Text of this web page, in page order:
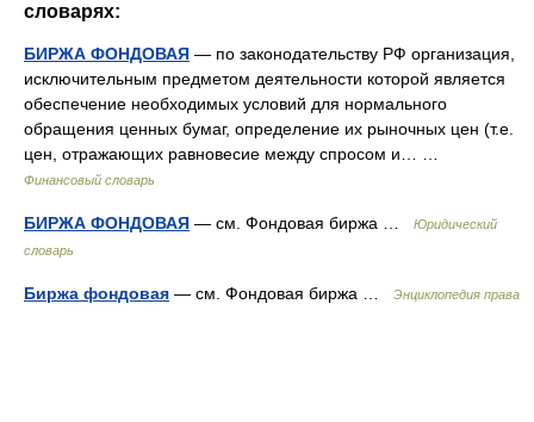
словарях:
БИРЖА ФОНДОВАЯ — по законодательству РФ организация,
исключительным предметом деятельности которой является
обеспечение необходимых условий для нормального
обращения ценных бумаг, определение их рыночных цен (т.е.
цен, отражающих равновесие между спросом и… …
Финансовый словарь
БИРЖА ФОНДОВАЯ — см. Фондовая биржа …
Юридический
словарь
Биржа фондовая — см. Фондовая биржа … Энциклопедия права